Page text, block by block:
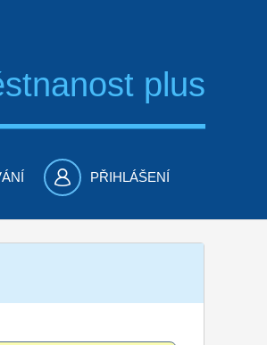
plus
PŘIHLÁŠENÍ